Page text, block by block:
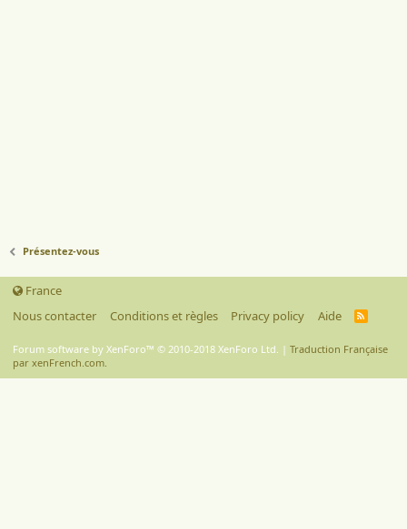
Présentez-vous
France
Nous contacter
Conditions et règles Privacy policy Aide
R
Forum software by XenForo™ © 2010-2018 XenForo Ltd. | Traduction Française
par xenFrench.com.